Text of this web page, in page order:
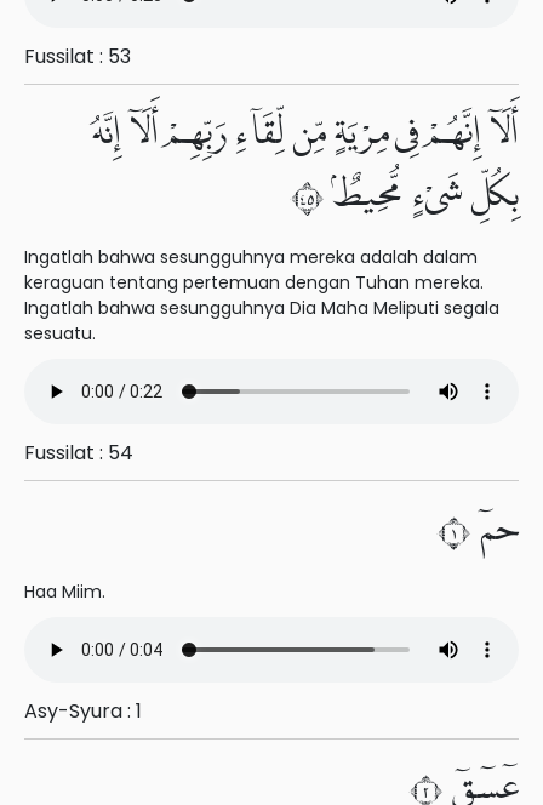
Fussilat : 53
أَلَآ إِنَّهُمْ فِى مِرْيَةٍ مِّن لِّقَآءِ رَبِّهِمْ أَلَآ إِنَّهُۥ
بِكُلِّ شَىْءٍ مُّحِيطٌۢ ٥٤
Ingatlah bahwa sesungguhnya mereka adalah dalam
keraguan tentang pertemuan dengan Tuhan mereka.
Ingatlah bahwa sesungguhnya Dia Maha Meliputi segala
sesuatu.
Fussilat : 54
حمٓ ١
Haa Miim.
Asy-Syura : 1
عٓسٓقٓ ٢